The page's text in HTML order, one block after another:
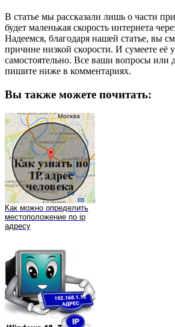
В статье мы рассказали лишь о части
будет маленькая скорость интернета
Надеемся, благодаря нашей статье, вы
причине низкой скорости. И сумеете её
самостоятельно. Все ваши вопросы или
пишите ниже в комментариях.
Вы также можете почитать:
Как можно определить
местоположение по ip
адресу